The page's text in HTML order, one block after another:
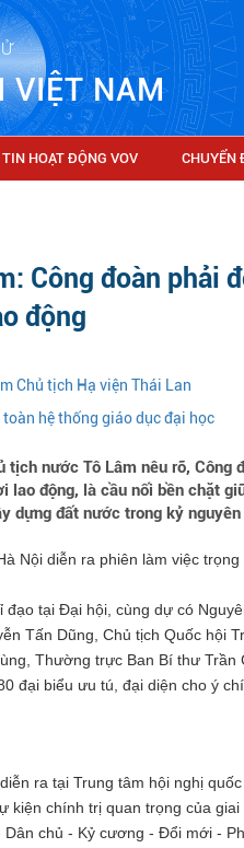
VIỆT NAM
TIN HOẠT ĐỘNG VOV CHUYỂN
Công đoàn phải
động
Chủ tịch Hạ viện Thái Lan
hệ thống giáo dục đại học
nước Tô Lâm nêu rõ, Công
động, là cầu nối bền chặt
dựng đất nước trong kỷ
Nội diễn ra phiên làm việc
tại Đại hội, cùng dự có
Tấn Dũng, Chủ tịch Quốc hội
Thường trực Ban Bí thư Trần
đại biểu ưu tú, đại diện cho ý
ra tại Trung tâm hội nghị
kiện chính trị quan trọng của
chủ - Kỷ cương - Đổi mới -